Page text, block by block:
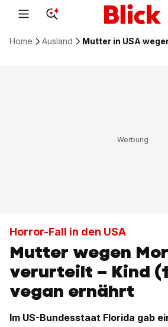
Home Ausland Mutter in USA
Horror-Fall in den USA
Mutter wegen
verurteilt – Kind
vegan ernährt
Im US-Bundesstaat Florida gab